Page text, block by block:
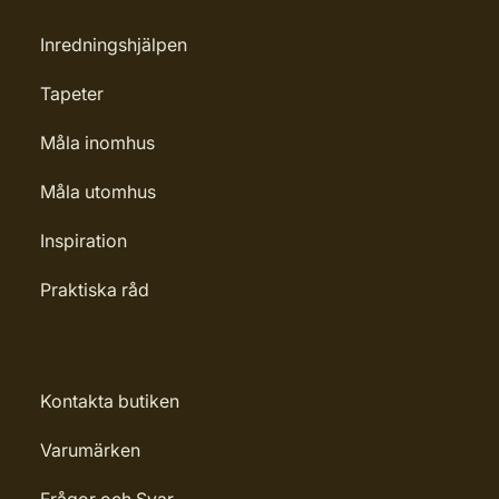
Inredningshjälpen
Tapeter
Måla inomhus
Måla utomhus
Inspiration
Praktiska råd
Kontakta butiken
Varumärken